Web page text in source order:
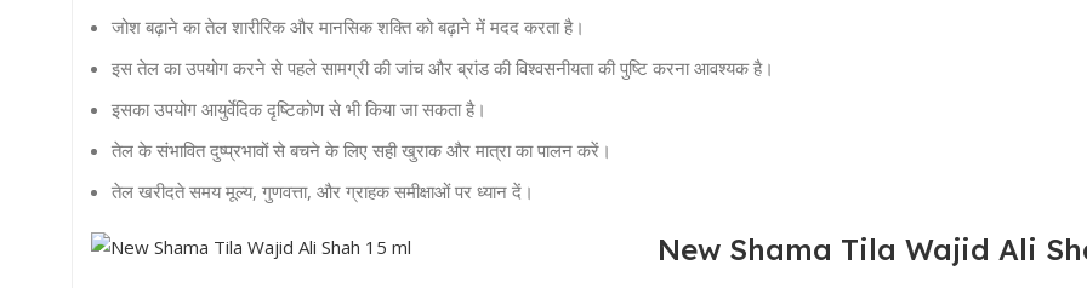
जोश बढ़ाने का तेल शारीरिक और मानसिक शक्ति को बढ़ाने में मदद करता है।
इस तेल का उपयोग करने से पहले सामग्री की जांच और ब्रांड की विश्वसनीयता की पुष्टि करना आवश्यक है।
इसका उपयोग आयुर्वेदिक दृष्टिकोण से भी किया जा सकता है।
तेल के संभावित दुष्प्रभावों से बचने के लिए सही खुराक और मात्रा का पालन करें।
तेल खरीदते समय मूल्य, गुणवत्ता, और ग्राहक समीक्षाओं पर ध्यान दें।
New Shama Tila Wajid Ali